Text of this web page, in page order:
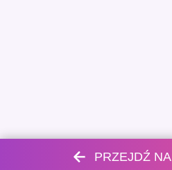
PRZEJDŹ NA